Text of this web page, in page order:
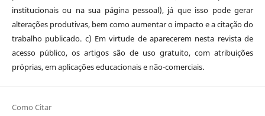
institucionais ou na sua página pessoal), já que isso pode gerar
alterações produtivas, bem como aumentar o impacto e a citação do
trabalho publicado. c) Em virtude de aparecerem nesta revista de
acesso público, os artigos são de uso gratuito, com atribuições
próprias, em aplicações educacionais e não-comerciais.
Como Citar